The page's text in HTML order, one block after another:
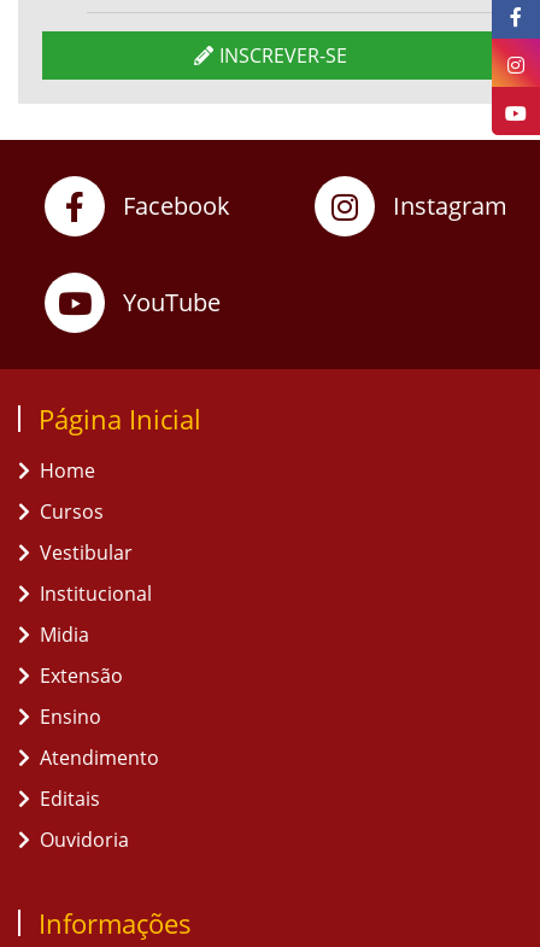
INSCREVER-SE
Facebook Instagram
YouTube
Página Inicial
Home
Cursos
Vestibular
Institucional
Midia
Extensão
Ensino
Atendimento
Editais
Ouvidoria
Informações